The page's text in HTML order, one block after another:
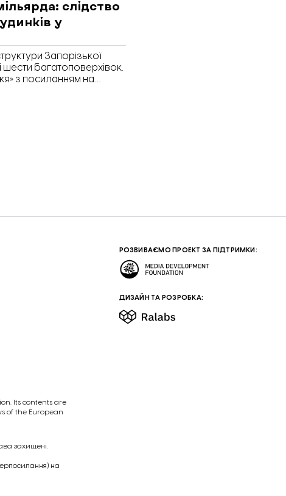
слідство
у
Запорізької
шести багатоповерхівок.
з посиланням на
РОЗВИВАЄМО ПРОЕКТ ЗА ПІДТРИМКИ:
ДИЗАЙН ТА РОЗРОБКА:
Its contents are
of the European
захищені.
на